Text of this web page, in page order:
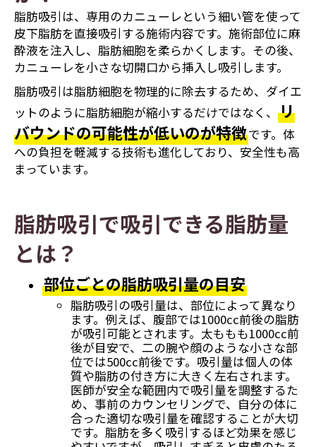
脂肪吸引は、専用のカニューレという細い管を使って
皮下脂肪を直接吸引する施術内容です。施術部位に麻
酔液を注入し、脂肪細胞を柔らかくします。その後、
カニューレを小さな切開口から挿入し吸引します。
脂肪吸引は脂肪細胞を物理的に除去するため、ダイエ
ットのように脂肪細胞が縮小するだけではなく、 リ
バウンドの可能性が低いのが特徴です。体
への負担を軽減する技術も進化しており、安全性も高
まっています。
脂肪吸引で吸引できる脂肪量
とは？
部位ごとの脂肪吸引量の目安
脂肪吸引の吸引量は、部位によって異なり
ます。例えば、腹部では1000cc前後の脂肪
が吸引可能とされます。太ももも1000cc前
後が目安で、二の腕や顔のような小さな部
位では500cc前後です。吸引量は個人の体
質や脂肪の付き方に大きく左右されます。
医師が安全な範囲内で吸引量を調整するた
め、事前のカウンセリングで、自分の体に
合った適切な吸引量を確認することが大切
です。脂肪を多く吸引するほど効果を感じ